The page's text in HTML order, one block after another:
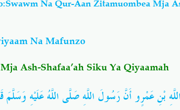
Na Qur-Aan Zitamuombea Mja
Na Mafunzo
Ash-Shafaa’ah Siku Ya Qiyaamah
بْنِ عَمْرٍو أَنَّ رَسُولَ اللَّهِ صَلَّى اللَّهُ عَلَيْهِ وَسَلَّمَ